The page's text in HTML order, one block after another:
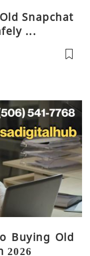
Snapchat
...
Buying Old
2026